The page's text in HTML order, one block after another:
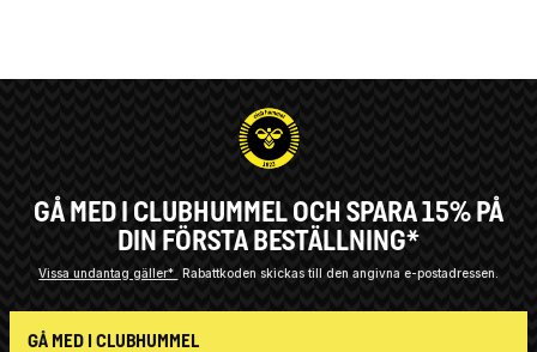
GÅ MED I CLUBHUMMEL OCH SPARA 15% PÅ
DIN FÖRSTA BESTÄLLNING*
Vissa undantag gäller* Rabattkoden skickas till den angivna e-postadressen.
GÅ MED I CLUBHUMMEL